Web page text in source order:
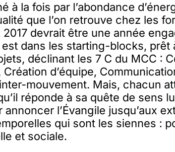
à la fois par l’abondance
que l’on retrouve chez les
devrait être une année
dans les starting-blocks, prêt
déclinant les 7 C du MCC :
d’équipe,
mouvement. Mais, chacun
réponde à sa quête de sens
l’Évangile jusqu’aux
qui sont les siennes :
et sociale.